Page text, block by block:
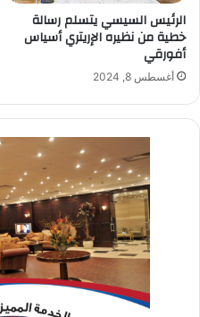
الرئيس السيسي يتسلم رسالة
خطية من نظيره الإريتري أسياس
أفورقي
أغسطس 8, 2024